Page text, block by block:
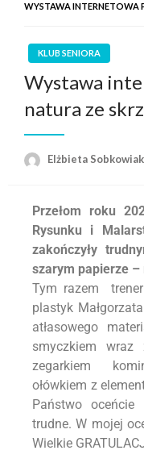
WYSTAWA INTERNETOWA
KLUB SENIORA
Wystawa
natura ze
Elżbieta Sobkowiak
Przełom roku
Rysunku i
zakończyły
szarym papierze
Tym razem
plastyk
atłasowego
smyczkiem
zegarkiem
ołówkiem z
Państwo
trudne. W mojej
Wielkie